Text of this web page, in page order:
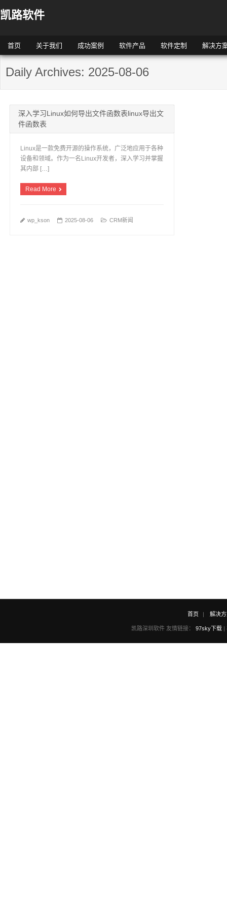
凯路软件
首页 关于我们 成功案例 软件产品 软件定制 解决方
Daily Archives: 2025-08-06
深入学习Linux如何导出文件函数表linux导出文
件函数表
Linux是一款免费开源的操作系统，广泛地应用于各种
设备和领域。作为一名Linux开发者，深入学习并掌握
其内部 […]
Read More
wp_kson 2025-08-06 CRM新闻
首页 解决
凯路深圳软件 友情链接： 97sky下载 |